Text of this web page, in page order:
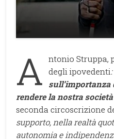
A ntonio Struppa,
degli ipovedenti:
rendere la nostra
seconda circoscrizione
supporto, nella realtà
autonomia e